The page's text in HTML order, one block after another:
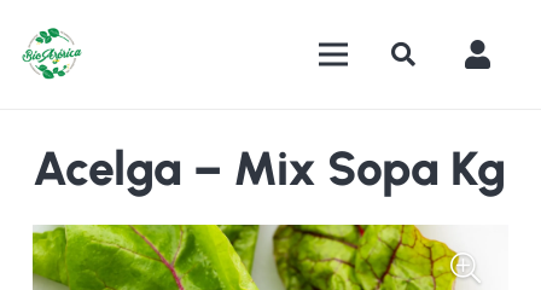
Acelga – Mix Sopa Kg